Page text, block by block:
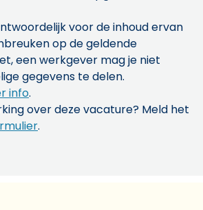
voor de inhoud ervan
op de geldende
een werkgever mag je niet
gegevens te delen.
info.
over deze vacature? Meld het
.